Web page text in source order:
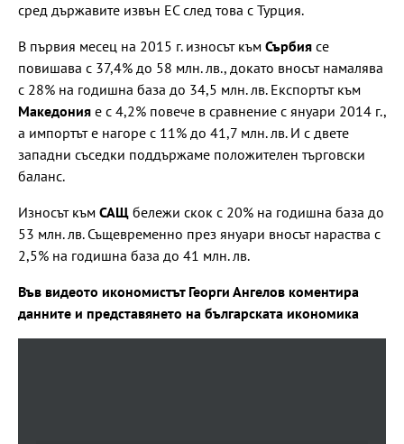
сред държавите извън ЕС след това с Турция.
В първия месец на 2015 г. износът към Сърбия се
повишава с 37,4% до 58 млн. лв., докато вносът намалява
с 28% на годишна база до 34,5 млн. лв. Експортът към
Македония е с 4,2% повече в сравнение с януари 2014 г.,
а импортът е нагоре с 11% до 41,7 млн. лв. И с двете
западни съседки поддържаме положителен търговски
баланс.
Износът към САЩ бележи скок с 20% на годишна база до
53 млн. лв. Същевременно през януари вносът нараства с
2,5% на годишна база до 41 млн. лв.
Във видеото икономистът Георги Ангелов коментира
данните и представянето на българската икономика